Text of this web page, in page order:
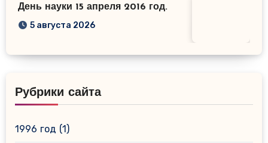
День науки 15 апреля 2016 год.
5 августа 2026
Рубрики сайта
1996 год (1)